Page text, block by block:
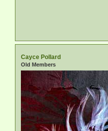
Cayce Pollard
Old Members